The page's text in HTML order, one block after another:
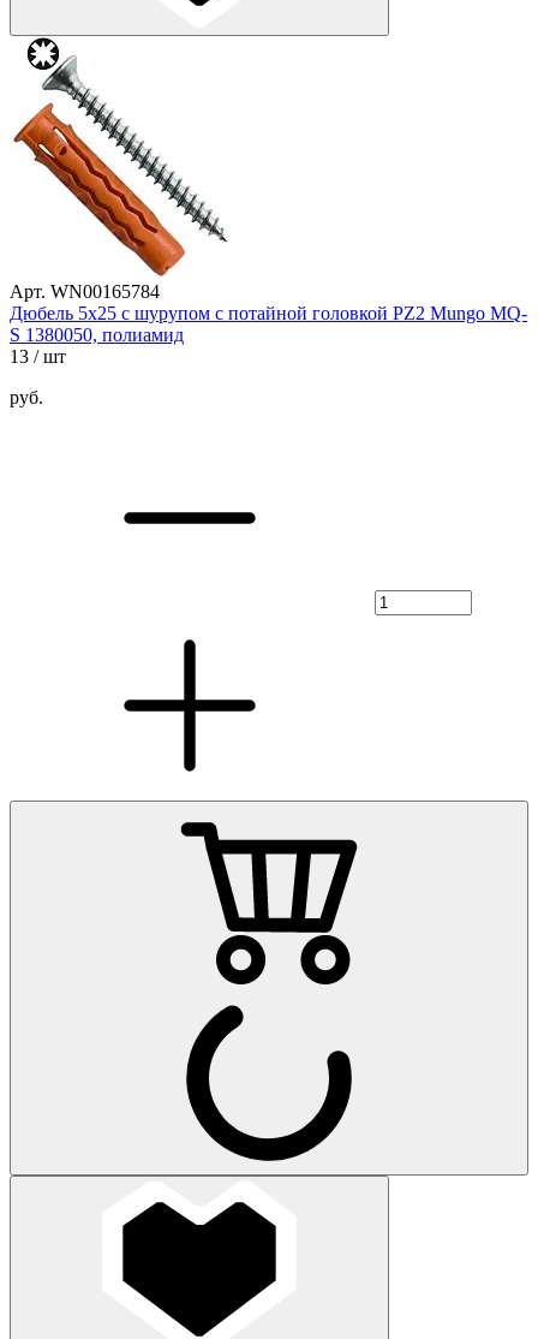
Арт. WN00165784
Дюбель 5х25 с шурупом с потайной головкой PZ2 Mungo MQ-
S 1380050, полиамид
13 / шт
руб.